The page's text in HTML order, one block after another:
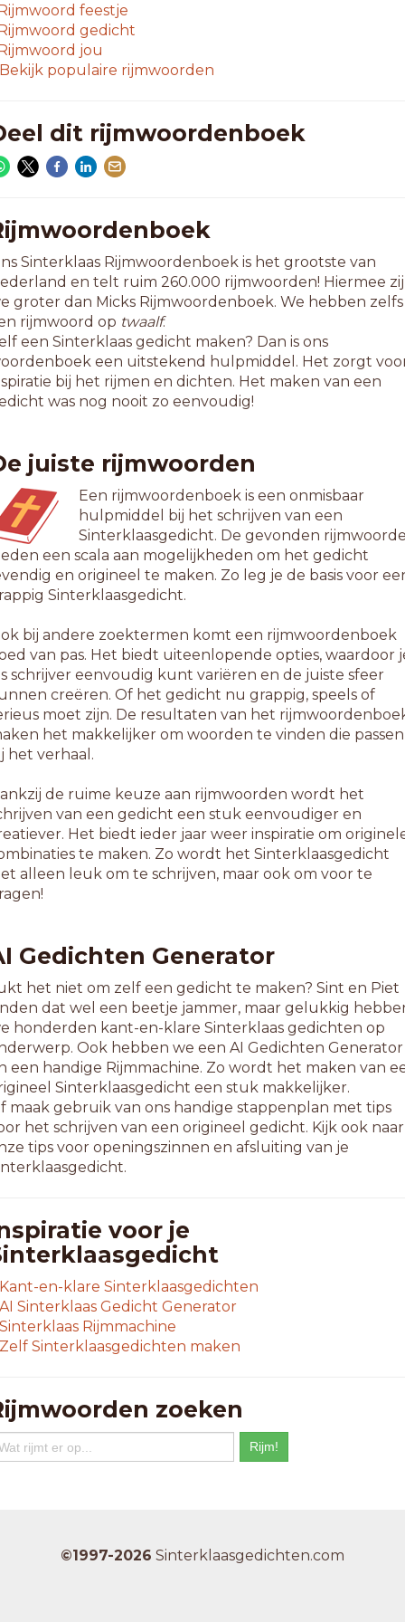
letterwoorden
feestje
gedicht
jou
Bekijk populaire rijmwoorden
dit rijmwoordenboek
Sinterklaas Rijmwoordenboek is het grootste van
en telt ruim 260.000 rijmwoorden! Hiermee
groter dan Micks Rijmwoordenboek. We hebben zelfs
rijmwoord op twaalf.
een Sinterklaas gedicht maken? Dan is ons
een uitstekend hulpmiddel. Het zorgt
bij het rijmen en dichten. Het maken van een
was nog nooit zo eenvoudig!
juiste rijmwoorden
Een rijmwoordenboek is een onmisbaar
hulpmiddel bij het schrijven van een
Sinterklaasgedicht. De gevonden
een scala aan mogelijkheden om het gedicht
en origineel te maken. Zo leg je de basis voor
Sinterklaasgedicht.
bij andere zoektermen komt een rijmwoordenboek
van pas. Het biedt uiteenlopende opties, waardoor
schrijver eenvoudig kunt variëren en de juiste sfeer
creëren. Of het gedicht nu grappig, speels of
moet zijn. De resultaten van het
het makkelijker om woorden te vinden die passen
het verhaal.
de ruime keuze aan rijmwoorden wordt het
van een gedicht een stuk eenvoudiger en
Het biedt ieder jaar weer inspiratie om
te maken. Zo wordt het Sinterklaasgedicht
alleen leuk om te schrijven, maar ook om voor te
Gedichten Generator
het niet om zelf een gedicht te maken? Sint en Piet
dat wel een beetje jammer, maar gelukkig
honderden kant-en-klare Sinterklaas gedichten op
Ook hebben we een AI Gedichten Generator
een handige Rijmmachine. Zo wordt het maken van
Sinterklaasgedicht een stuk makkelijker.
maak gebruik van ons handige stappenplan met tips
het schrijven van een origineel gedicht. Kijk ook naar
tips voor openingszinnen en afsluiting van je
voor je
Kant-en-klare Sinterklaasgedichten
AI Sinterklaas Gedicht Generator
Sinterklaas Rijmmachine
Zelf Sinterklaasgedichten maken
zoeken
©1997-2026 Sinterklaasgedichten.com